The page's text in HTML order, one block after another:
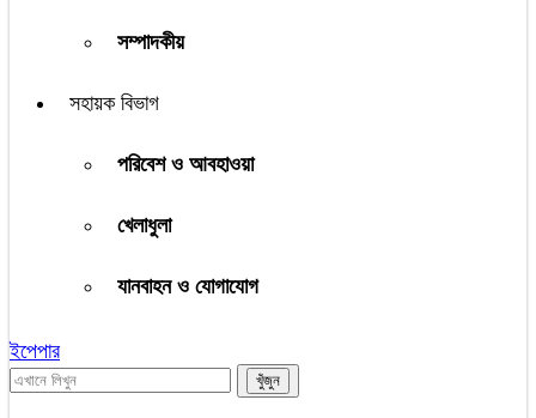
সম্পাদকীয়
সহায়ক বিভাগ
পরিবেশ ও আবহাওয়া
খেলাধুলা
যানবাহন ও যোগাযোগ
ইপেপার